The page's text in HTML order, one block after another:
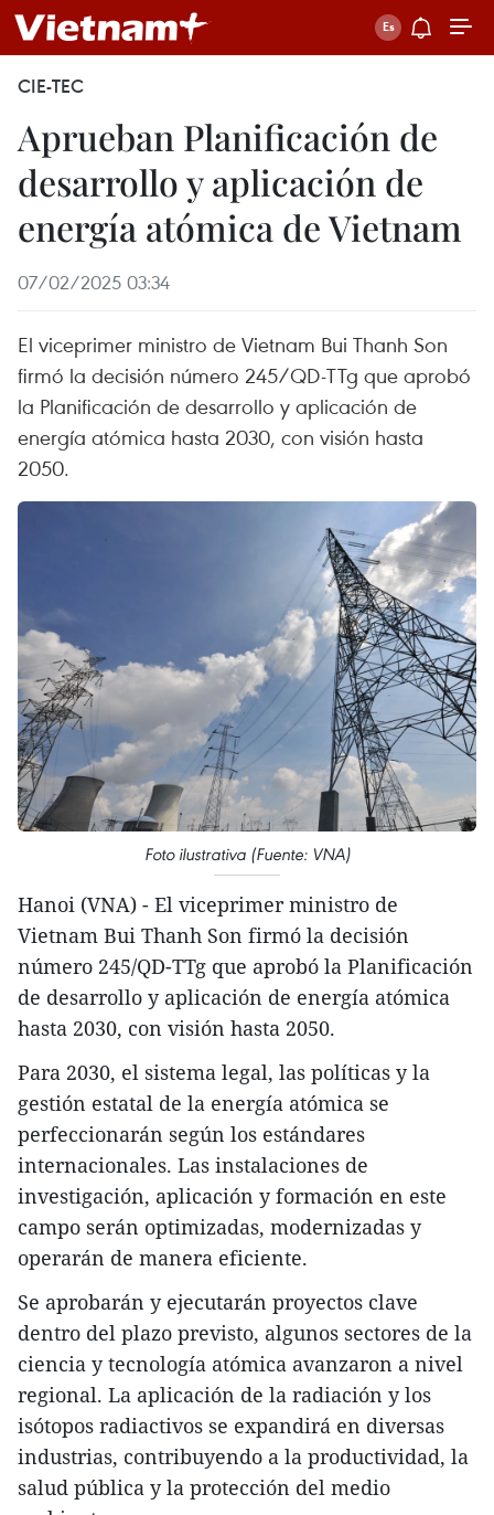
CIE-TEC
Aprueban Planificación de
desarrollo y aplicación de
energía atómica de Vietnam
07/02/2025 03:34
El viceprimer ministro de Vietnam Bui Thanh Son
firmó la decisión número 245/QD-TTg que aprobó
la Planificación de desarrollo y aplicación de
energía atómica hasta 2030, con visión hasta
2050.
Foto ilustrativa (Fuente: VNA)
Hanoi (VNA) - El viceprimer ministro de
Vietnam Bui Thanh Son firmó la decisión
número 245/QD-TTg que aprobó la Planificación
de desarrollo y aplicación de energía atómica
hasta 2030, con visión hasta 2050.
Para 2030, el sistema legal, las políticas y la
gestión estatal de la energía atómica se
perfeccionarán según los estándares
internacionales. Las instalaciones de
investigación, aplicación y formación en este
campo serán optimizadas, modernizadas y
operarán de manera eficiente.
Se aprobarán y ejecutarán proyectos clave
dentro del plazo previsto, algunos sectores de la
ciencia y tecnología atómica avanzaron a nivel
regional. La aplicación de la radiación y los
isótopos radiactivos se expandirá en diversas
industrias, contribuyendo a la productividad, la
salud pública y la protección del medio